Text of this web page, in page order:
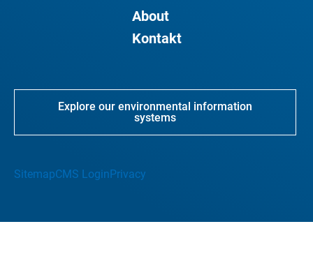
About
Kontakt
Explore our environmental information
systems
SitemapCMS LoginPrivacy